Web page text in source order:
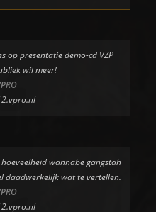
op presentatie demo-cd VZP
wil meer!
wannabe gangstah
daadwerkelijk wat te vertellen.